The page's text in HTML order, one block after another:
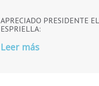
APRECIADO PRESIDENTE
ESPRIELLA:
Leer más